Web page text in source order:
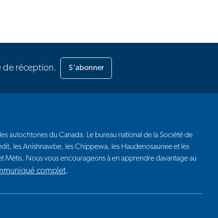
de réception. S'abonner
autochtones du Canada. Le bureau national de la Société de
les Anishnawbe, les Chippewa, les Haudenosaunee et les
Nous vous encourageons à en apprendre davantage au
complet.